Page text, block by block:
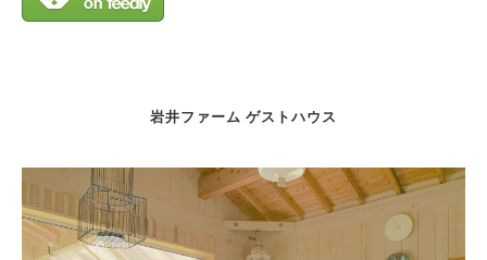
岩井ファーム ゲストハウス